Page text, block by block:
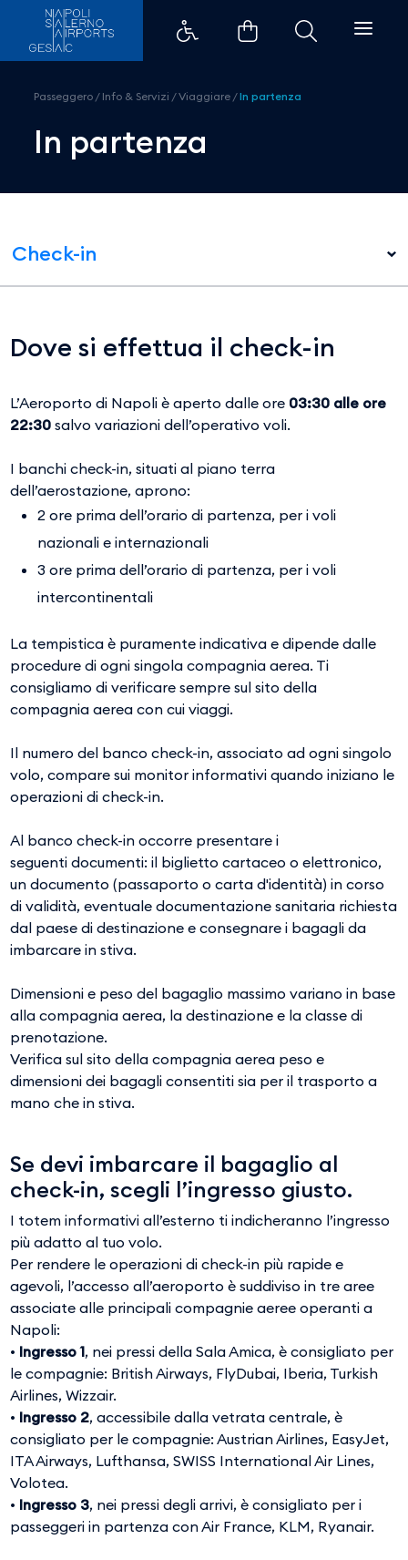
In partenza - Aeroporti di
Passeggero / Info & Servizi /Viaggiare /In partenza
In partenza
Check-in
Dove si effettua il check-in
L’Aeroporto di Napoli è aperto dalle ore 03:30 alle ore
22:30salvo variazioni dell’operativo voli.
I banchi check-in, situati al piano terra
dell’aerostazione, aprono:
2 ore prima dell’orario di partenza, per i voli
nazionali e internazionali
3 ore prima dell’orario di partenza, per i voli
intercontinentali
La tempistica è puramente indicativa e dipende dalle
procedure di ogni singola compagnia aerea. Ti
consigliamo di verificare sempre sul sito della
compagnia aerea con cui viaggi.
Il numero del banco check-in, associato ad ogni singolo
volo, compare sui monitor informativi quando iniziano le
operazioni di check-in.
Al banco check-in occorre presentare i
seguenti documenti: il biglietto cartaceo o elettronico,
un documento (passaporto o carta d'identità) in corso
di validità, eventuale documentazione sanitaria richiesta
dal paese di destinazione e consegnare i bagagli da
imbarcare in stiva.
Dimensioni e peso del bagaglio massimo variano in base
alla compagnia aerea, la destinazione e la classe di
prenotazione.
Verifica sul sito della compagnia aerea peso e
dimensioni dei bagagli consentiti sia per il trasporto a
mano che in stiva.
Se devi imbarcare il bagaglio al
check-in, scegli l’ingresso giusto.
I totem informativi all’esterno ti indicheranno l’ingresso
più adatto al tuo volo.
Per rendere le operazioni di check-in più rapide e
agevoli, l’accesso all’aeroporto è suddiviso in tre aree
associate alle principali compagnie aeree operanti a
Napoli:
• Ingresso 1, nei pressi della Sala Amica, è consigliato per
le compagnie: British Airways, FlyDubai, Iberia, Turkish
Airlines, Wizzair.
• Ingresso 2, accessibile dalla vetrata centrale, è
consigliato per le compagnie: Austrian Airlines, EasyJet,
ITA Airways, Lufthansa, SWISS International Air Lines,
Volotea.
• Ingresso 3, nei pressi degli arrivi, è consigliato per i
passeggeri in partenza con Air France, KLM, Ryanair.